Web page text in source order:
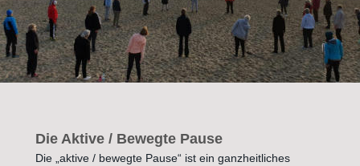
Die Aktive / Bewegte Pause
Die „aktive / bewegte Pause“ ist ein ganzheitliches